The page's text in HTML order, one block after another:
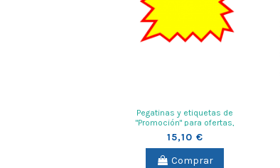
Pegatinas y etiquetas de
"Promoción" para ofertas,
modelo explosión para poner
precios
15,10 €
Comprar